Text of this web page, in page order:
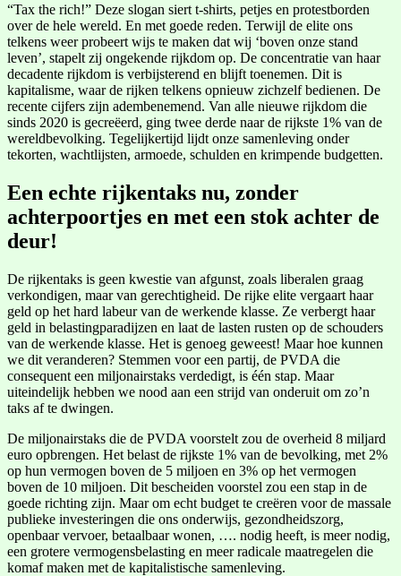
“Tax the rich!” Deze slogan siert t-shirts, petjes en protestborden
over de hele wereld. En met goede reden. Terwijl de elite ons
telkens weer probeert wijs te maken dat wij ‘boven onze stand
leven’, stapelt zij ongekende rijkdom op. De concentratie van haar
decadente rijkdom is verbijsterend en blijft toenemen. Dit is
kapitalisme, waar de rijken telkens opnieuw zichzelf bedienen. De
recente cijfers zijn adembenemend. Van alle nieuwe rijkdom die
sinds 2020 is gecreëerd, ging twee derde naar de rijkste 1% van de
wereldbevolking. Tegelijkertijd lijdt onze samenleving onder
tekorten, wachtlijsten, armoede, schulden en krimpende budgetten.
Een echte rijkentaks nu, zonder
achterpoortjes en met een stok achter de
deur!
De rijkentaks is geen kwestie van afgunst, zoals liberalen graag
verkondigen, maar van gerechtigheid. De rijke elite vergaart haar
geld op het hard labeur van de werkende klasse. Ze verbergt haar
geld in belastingparadijzen en laat de lasten rusten op de schouders
van de werkende klasse. Het is genoeg geweest! Maar hoe kunnen
we dit veranderen? Stemmen voor een partij, de PVDA die
consequent een miljonairstaks verdedigt, is één stap. Maar
uiteindelijk hebben we nood aan een strijd van onderuit om zo’n
taks af te dwingen.
De miljonairstaks die de PVDA voorstelt zou de overheid 8 miljard
euro opbrengen. Het belast de rijkste 1% van de bevolking, met 2%
op hun vermogen boven de 5 miljoen en 3% op het vermogen
boven de 10 miljoen. Dit bescheiden voorstel zou een stap in de
goede richting zijn. Maar om echt budget te creëren voor de massale
publieke investeringen die ons onderwijs, gezondheidszorg,
openbaar vervoer, betaalbaar wonen, …. nodig heeft, is meer nodig,
een grotere vermogensbelasting en meer radicale maatregelen die
komaf maken met de kapitalistische samenleving.